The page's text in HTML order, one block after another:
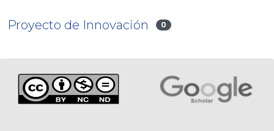
Proyecto de Innovación 0